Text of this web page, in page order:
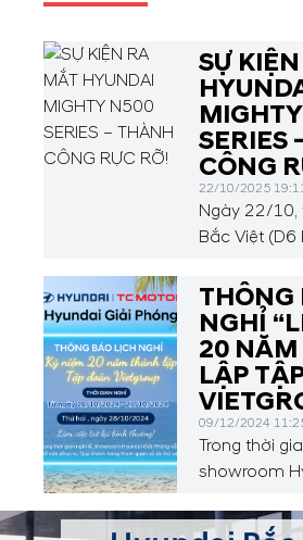
SỰ
SERIES
CÔNG
22/10/2025
Ngày 22/10,
Bắc Việt (D6
Lợi, Long
kiện ra mắt
N500 Series
động và
mong đợi!
THÔNG
NGHỈ
20
LẬP
09/12/2024
Trong thời
showroom
Quý khách